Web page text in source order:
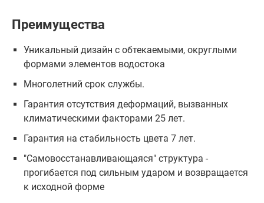
Преимущества
Уникальный дизайн с обтекаемыми, округлыми
формами элементов водостока
Многолетний срок службы.
Гарантия отсутствия деформаций, вызванных
климатическими факторами 25 лет.
Гарантия на стабильность цвета 7 лет.
"Самовосстанавливающаяся" структура -
прогибается под сильным ударом и возвращается
к исходной форме